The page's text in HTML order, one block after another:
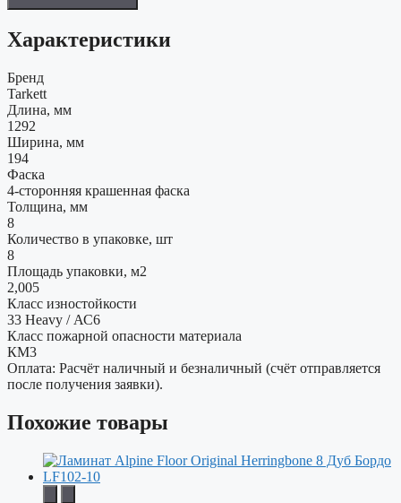
Характеристики
Бренд
Tarkett
Длина, мм
1292
Ширина, мм
194
Фаска
4-сторонняя крашенная фаска
Толщина, мм
8
Количество в упаковке, шт
8
Площадь упаковки, м2
2,005
Класс изностойкости
33 Heavy / АС6
Класс пожарной опасности материала
КМ3
Оплата: Расчёт наличный и безналичный (счёт отправляется
после получения заявки).
Похожие товары